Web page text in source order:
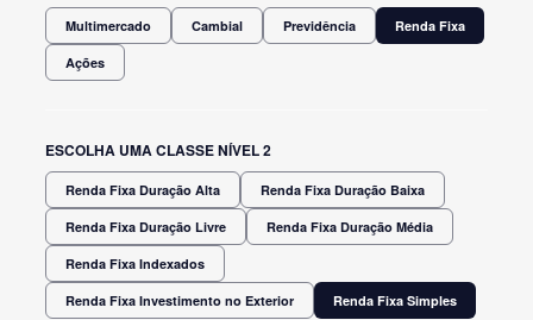
Multimercado Cambial Previdência Renda Fixa
Ações
ESCOLHA UMA CLASSE NÍVEL 2
Renda Fixa Duração Alta Renda Fixa Duração Baixa
Renda Fixa Duração Livre Renda Fixa Duração Média
Renda Fixa Indexados
Renda Fixa Investimento no Exterior Renda Fixa Simples